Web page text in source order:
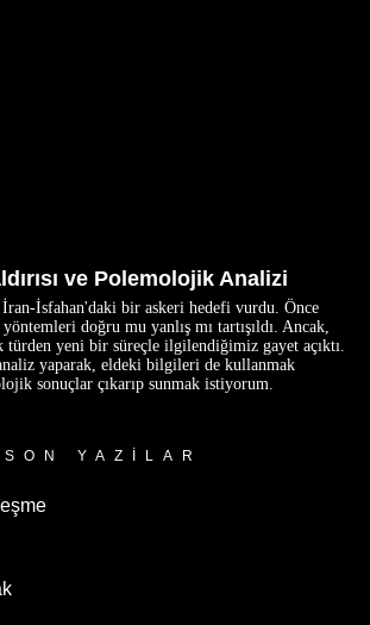
ve Polemolojik Analizi
İsfahan'daki bir askeri hedefi vurdu. Önce
doğru mu yanlış mı tartışıldı. Ancak,
türden yeni bir süreçle ilgilendiğimiz gayet açıktı.
yaparak, eldeki bilgileri de kullanmak
sonuçlar çıkarıp sunmak istiyorum.
SON YAZILAR